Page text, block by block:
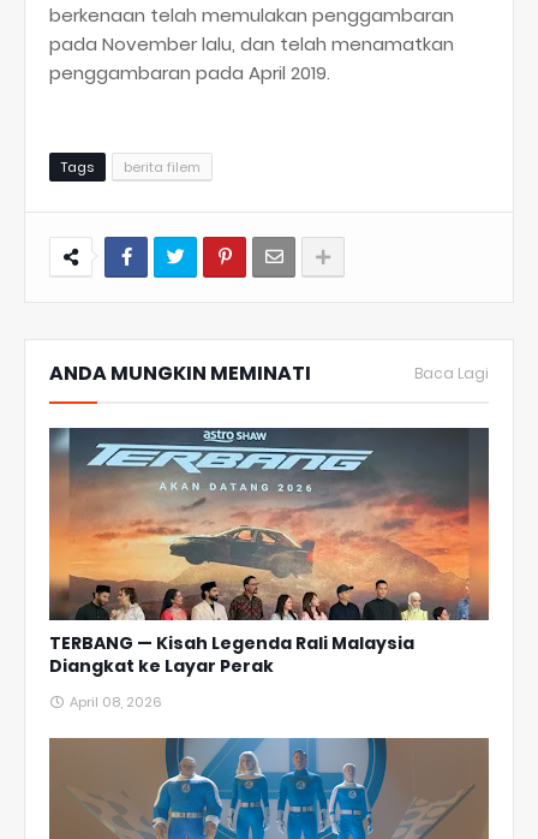
berkenaan telah memulakan penggambaran
pada November lalu, dan telah menamatkan
penggambaran pada April 2019.
Tags berita filem
ANDA MUNGKIN MEMINATI Baca Lagi
TERBANG — Kisah Legenda Rali Malaysia
Diangkat ke Layar Perak
April 08, 2026